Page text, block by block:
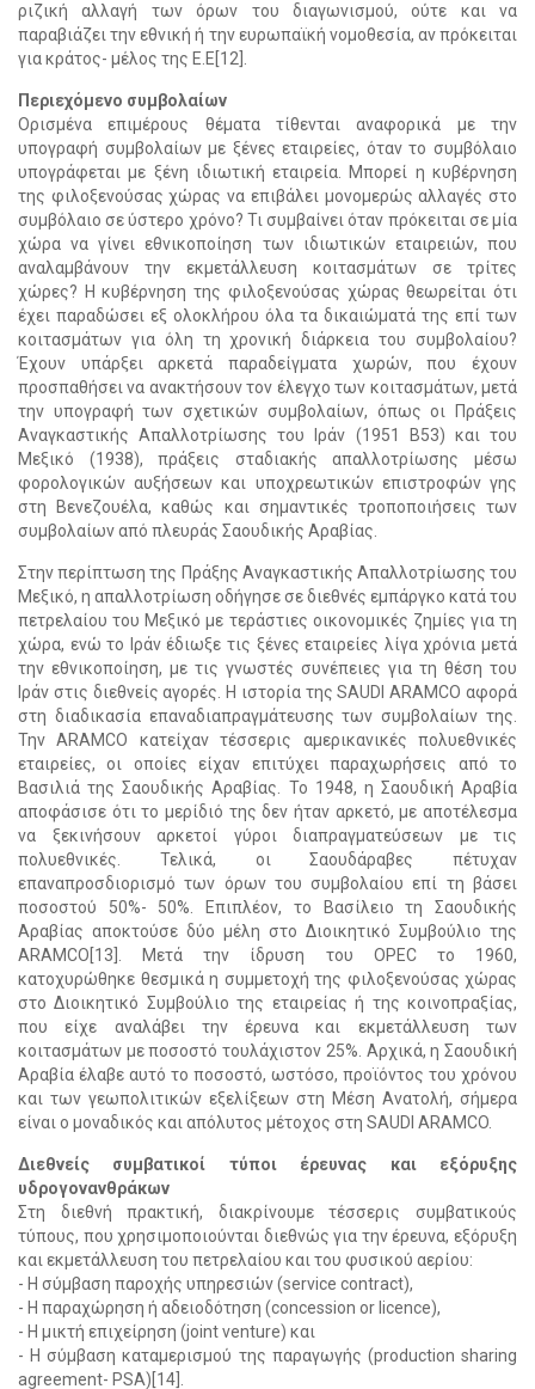
ριζική αλλαγή των όρων του διαγωνισμού, ούτε και να
παραβιάζει την εθνική ή την ευρωπαϊκή νομοθεσία, αν πρόκειται
για κράτος- μέλος της Ε.Ε[12].
Περιεχόμενο συμβολαίων
Ορισμένα επιμέρους θέματα τίθενται αναφορικά με την
υπογραφή συμβολαίων με ξένες εταιρείες, όταν το συμβόλαιο
υπογράφεται με ξένη ιδιωτική εταιρεία. Μπορεί η κυβέρνηση
της φιλοξενούσας χώρας να επιβάλει μονομερώς αλλαγές στο
συμβόλαιο σε ύστερο χρόνο? Τι συμβαίνει όταν πρόκειται σε μία
χώρα να γίνει εθνικοποίηση των ιδιωτικών εταιρειών, που
αναλαμβάνουν την εκμετάλλευση κοιτασμάτων σε τρίτες
χώρες? Η κυβέρνηση της φιλοξενούσας χώρας θεωρείται ότι
έχει παραδώσει εξ ολοκλήρου όλα τα δικαιώματά της επί των
κοιτασμάτων για όλη τη χρονική διάρκεια του συμβολαίου?
Έχουν υπάρξει αρκετά παραδείγματα χωρών, που έχουν
προσπαθήσει να ανακτήσουν τον έλεγχο των κοιτασμάτων, μετά
την υπογραφή των σχετικών συμβολαίων, όπως οι Πράξεις
Αναγκαστικής Απαλλοτρίωσης του Ιράν (1951 Β53) και του
Μεξικό (1938), πράξεις σταδιακής απαλλοτρίωσης μέσω
φορολογικών αυξήσεων και υποχρεωτικών επιστροφών γης
στη Βενεζουέλα, καθώς και σημαντικές τροποποιήσεις των
συμβολαίων από πλευράς Σαουδικής Αραβίας.
Στην περίπτωση της Πράξης Αναγκαστικής Απαλλοτρίωσης του
Μεξικό, η απαλλοτρίωση οδήγησε σε διεθνές εμπάργκο κατά του
πετρελαίου του Μεξικό με τεράστιες οικονομικές ζημίες για τη
χώρα, ενώ το Ιράν έδιωξε τις ξένες εταιρείες λίγα χρόνια μετά
την εθνικοποίηση, με τις γνωστές συνέπειες για τη θέση του
Ιράν στις διεθνείς αγορές. Η ιστορία της SAUDI ARAMCO αφορά
στη διαδικασία επαναδιαπραγμάτευσης των συμβολαίων της.
Την ARAMCO κατείχαν τέσσερις αμερικανικές πολυεθνικές
εταιρείες, οι οποίες είχαν επιτύχει παραχωρήσεις από το
Βασιλιά της Σαουδικής Αραβίας. Το 1948, η Σαουδική Αραβία
αποφάσισε ότι το μερίδιό της δεν ήταν αρκετό, με αποτέλεσμα
να ξεκινήσουν αρκετοί γύροι διαπραγματεύσεων με τις
πολυεθνικές. Τελικά, οι Σαουδάραβες πέτυχαν
επαναπροσδιορισμό των όρων του συμβολαίου επί τη βάσει
ποσοστού 50%- 50%. Επιπλέον, το Βασίλειο τη Σαουδικής
Αραβίας αποκτούσε δύο μέλη στο Διοικητικό Συμβούλιο της
ARAMCO[13]. Μετά την ίδρυση του OPEC το 1960,
κατοχυρώθηκε θεσμικά η συμμετοχή της φιλοξενούσας χώρας
στο Διοικητικό Συμβούλιο της εταιρείας ή της κοινοπραξίας,
που είχε αναλάβει την έρευνα και εκμετάλλευση των
κοιτασμάτων με ποσοστό τουλάχιστον 25%. Αρχικά, η Σαουδική
Αραβία έλαβε αυτό το ποσοστό, ωστόσο, προϊόντος του χρόνου
και των γεωπολιτικών εξελίξεων στη Μέση Ανατολή, σήμερα
είναι ο μοναδικός και απόλυτος μέτοχος στη SAUDI ARAMCO.
Διεθνείς συμβατικοί τύποι έρευνας και εξόρυξης
υδρογονανθράκων
Στη διεθνή πρακτική, διακρίνουμε τέσσερις συμβατικούς
τύπους, που χρησιμοποιούνται διεθνώς για την έρευνα, εξόρυξη
και εκμετάλλευση του πετρελαίου και του φυσικού αερίου:
- Η σύμβαση παροχής υπηρεσιών (service contract),
- Η παραχώρηση ή αδειοδότηση (concession or licence),
- Η μικτή επιχείρηση (joint venture) και
- Η σύμβαση καταμερισμού της παραγωγής (production sharing
agreement- PSA)[14].